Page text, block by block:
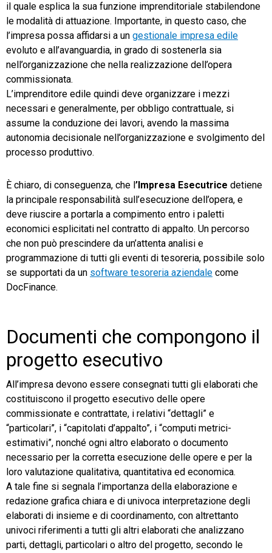
il quale esplica la sua funzione imprenditoriale stabilendone
le modalità di attuazione. Importante, in questo caso, che
l’impresa possa affidarsi a un gestionale impresa edile
evoluto e all’avanguardia, in grado di sostenerla sia
nell’organizzazione che nella realizzazione dell’opera
commissionata.
L’imprenditore edile quindi deve organizzare i mezzi
necessari e generalmente, per obbligo contrattuale, si
assume la conduzione dei lavori, avendo la massima
autonomia decisionale nell’organizzazione e svolgimento del
processo produttivo.
È chiaro, di conseguenza, che l’Impresa Esecutrice detiene
la principale responsabilità sull’esecuzione dell’opera, e
deve riuscire a portarla a compimento entro i paletti
economici esplicitati nel contratto di appalto. Un percorso
che non può prescindere da un’attenta analisi e
programmazione di tutti gli eventi di tesoreria, possibile solo
se supportati da un software tesoreria aziendale come
DocFinance.
Documenti che compongono il
progetto esecutivo
All’impresa devono essere consegnati tutti gli elaborati che
costituiscono il progetto esecutivo delle opere
commissionate e contrattate, i relativi “dettagli” e
“particolari”, i “capitolati d’appalto”, i “computi metrici-
estimativi”, nonché ogni altro elaborato o documento
necessario per la corretta esecuzione delle opere e per la
loro valutazione qualitativa, quantitativa ed economica.
A tale fine si segnala l’importanza della elaborazione e
redazione grafica chiara e di univoca interpretazione degli
elaborati di insieme e di coordinamento, con altrettanto
univoci riferimenti a tutti gli altri elaborati che analizzano
parti, dettagli, particolari o altro del progetto, secondo le